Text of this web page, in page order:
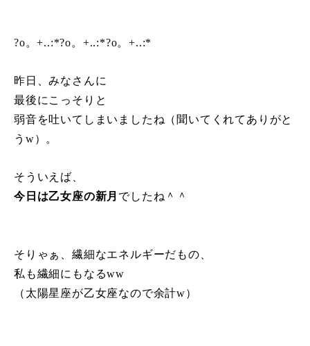
?o。+..:*?o。+..:*?o。+..:*
昨日、みな さんに
最後にこっそりと
弱音を吐いてしまいましたね（聞いてくれてありがと
うw）。
そういえば、
今日は乙女座の新月 でしたね＾＾
そりゃぁ、繊細なエネルギーだもの、
私も繊細にもなるww
（太陽星座が乙女座なので余計w）